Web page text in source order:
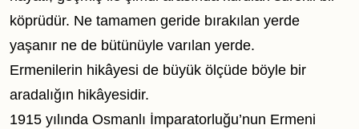
köprüdür. Ne tamamen geride bırakılan yerde
yaşanır ne de bütünüyle varılan yerde.
Ermenilerin hikâyesi de büyük ölçüde böyle bir
aradalığın hikâyesidir.
1915 yılında Osmanlı İmparatorluğu’nun Ermeni